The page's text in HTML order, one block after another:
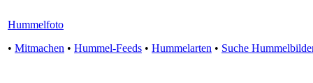
Hummelfoto
• Mitmachen • Hummel-Feeds • Hummelarten • Suche